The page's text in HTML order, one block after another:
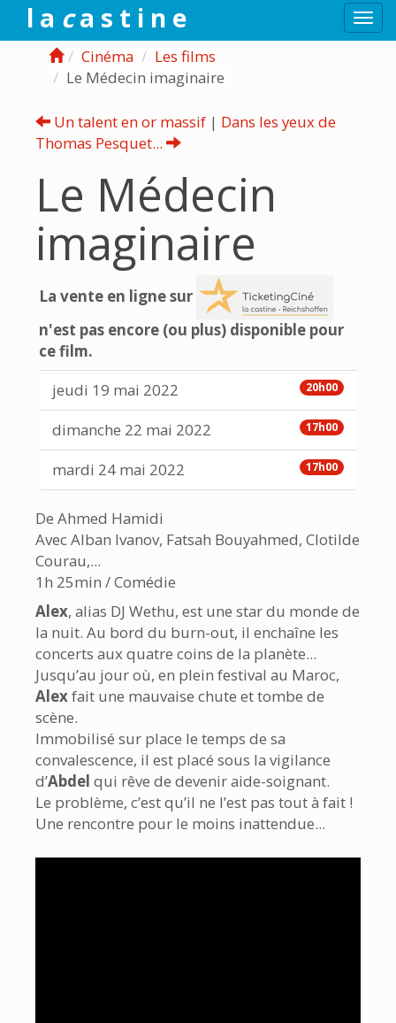
l a ca s t i n e
Cinéma
Les films
Le Médecin imaginaire
Un talent en or massif | Dans les yeux de
Thomas Pesquet...
Le Médecin
imaginaire
La vente en ligne sur
n'est pas encore (ou plus) disponible pour
ce film.
20h00
jeudi 19 mai 2022
17h00
dimanche 22 mai 2022
17h00
mardi 24 mai 2022
De Ahmed Hamidi
Avec Alban Ivanov, Fatsah Bouyahmed, Clotilde
Courau,...
1h 25min / Comédie
Alex, alias DJ Wethu, est une star du monde de
la nuit. Au bord du burn-out, il enchaîne les
concerts aux quatre coins de la planète...
Jusqu’au jour où, en plein festival au Maroc,
Alexfait une mauvaise chute et tombe de
scène.
Immobilisé sur place le temps de sa
convalescence, il est placé sous la vigilance
d’Abdel qui rêve de devenir aide-soignant.
Le problème, c’est qu’il ne l’est pas tout à fait !
Une rencontre pour le moins inattendue...